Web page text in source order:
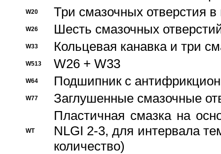
W20 Три смазочных отверстия
W26 Шесть смазочных
W33 Кольцевая канавка и три
W513 W26 + W33
W64 Подшипник с
W77 Заглушенные смазочные
WT
Пластичная смазка на
NLGI 2-3, для интервала
количество)